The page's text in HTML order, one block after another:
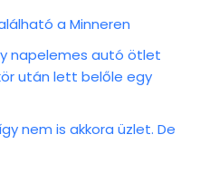
a Minneren
napelemes autó ötlet
után lett belőle egy
nem is akkora üzlet. De